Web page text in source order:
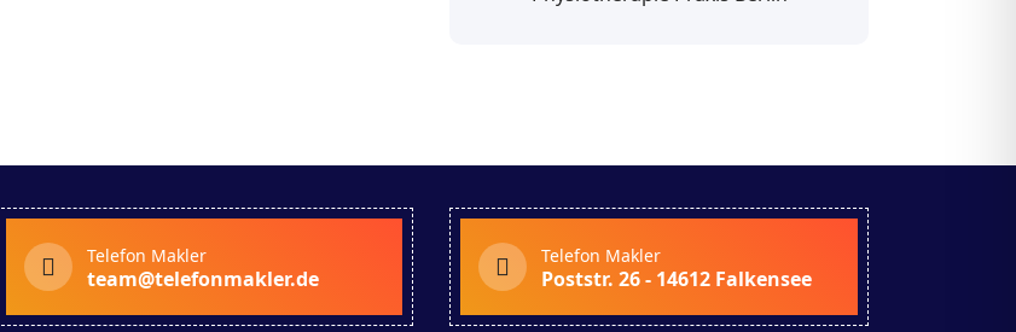
Telefon Makler
team@telefonmakler.de
Telefon Makler
Poststr. 26 - 14612 Falkensee